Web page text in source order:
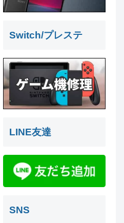
Switch/プレステ
LINE友達
SNS